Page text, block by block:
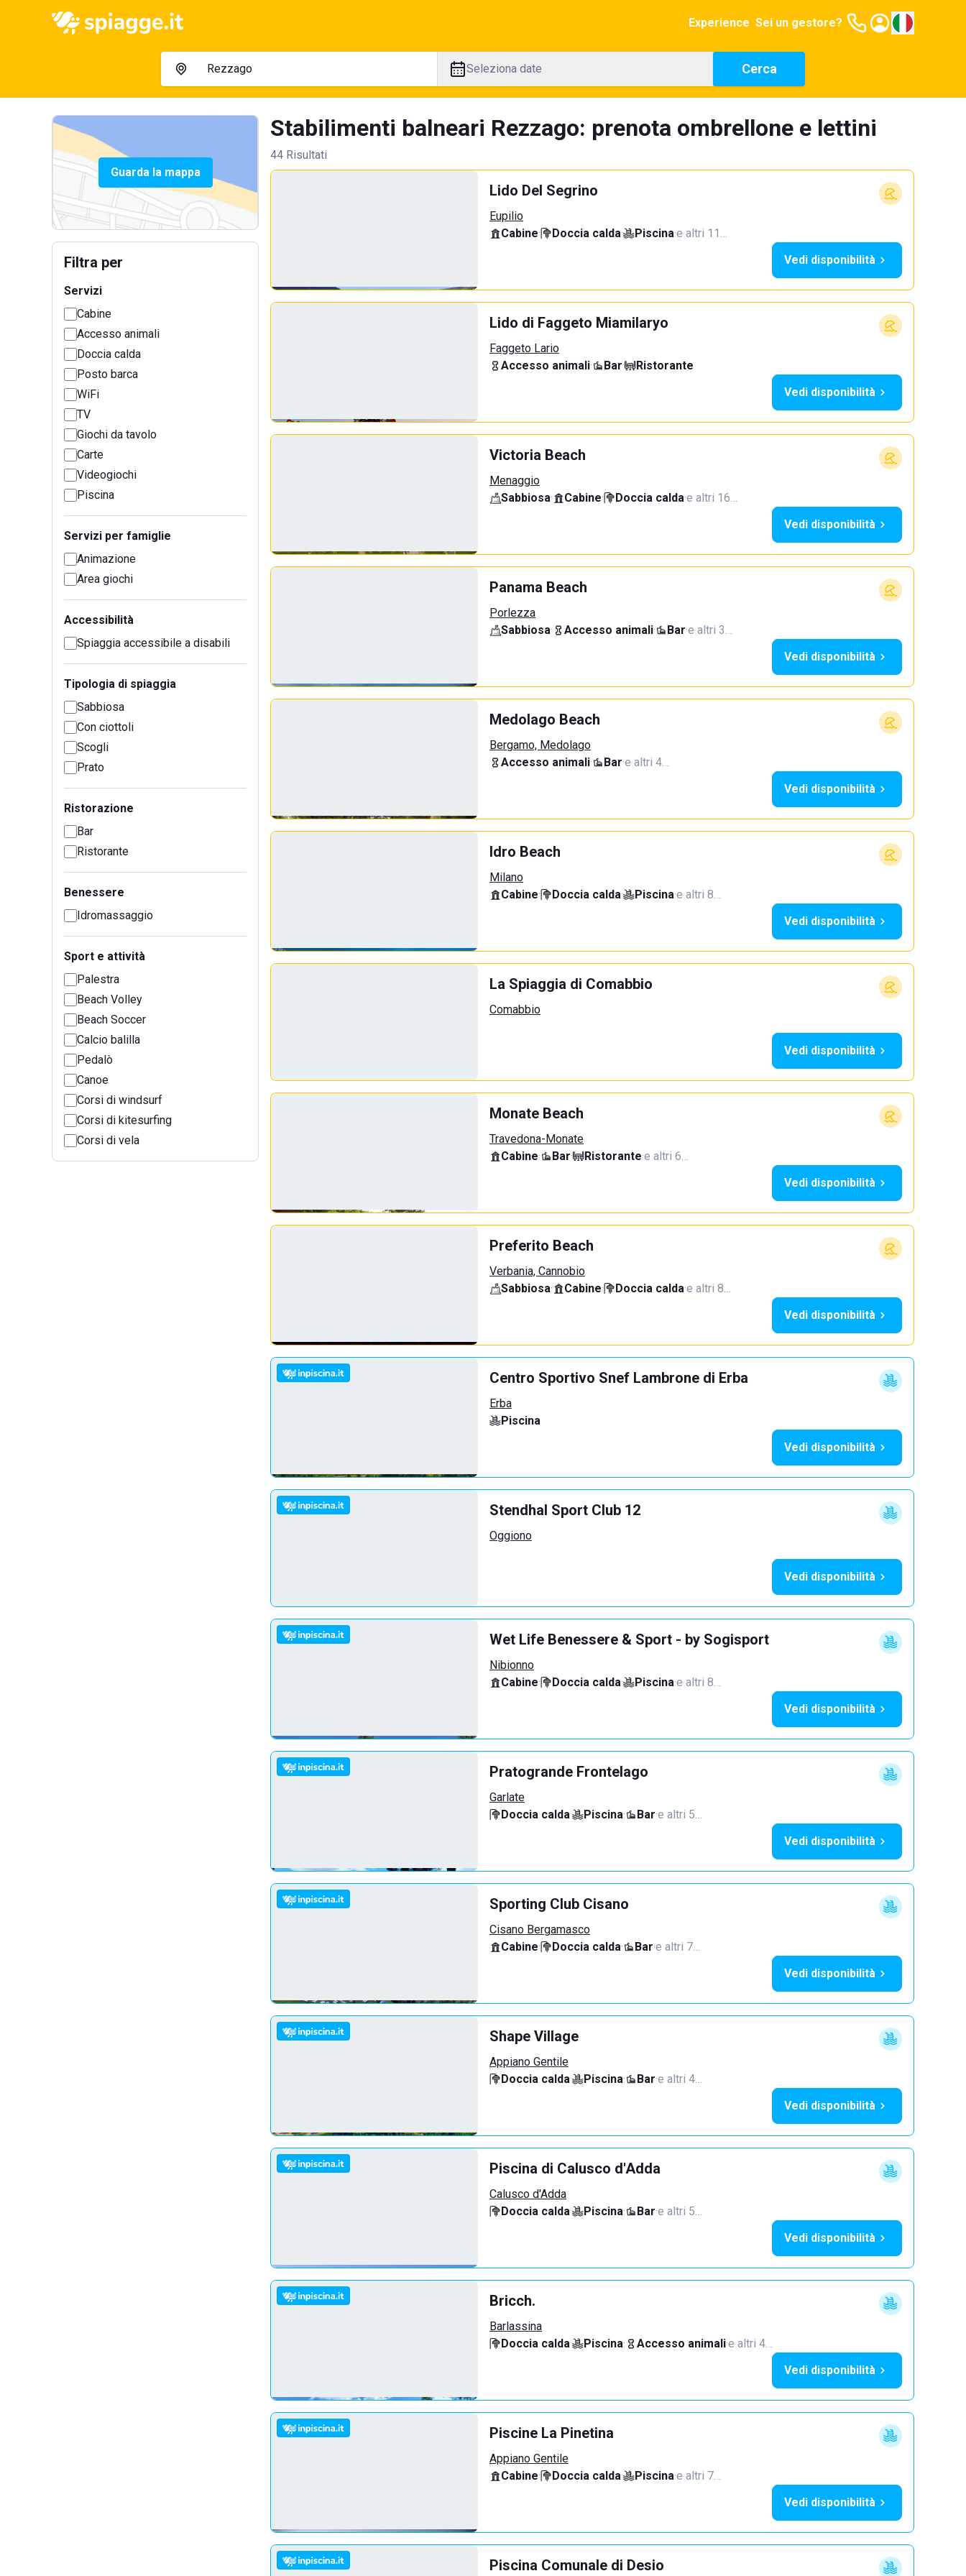
Experience Sei un gestore?
Seleziona date Cerca
Guarda la mappa
Filtra per
Servizi
Cabine
Accesso animali
Doccia calda
Posto barca
WiFi
TV
Giochi da tavolo
Carte
Videogiochi
Piscina
Servizi per famiglie
Animazione
Area giochi
Accessibilità
Spiaggia accessibile a disabili
Tipologia di spiaggia
Sabbiosa
Con ciottoli
Scogli
Prato
Ristorazione
Bar
Ristorante
Benessere
Idromassaggio
Sport e attività
Palestra
Beach Volley
Beach Soccer
Calcio balilla
Pedalò
Canoe
Corsi di windsurf
Corsi di kitesurfing
Corsi di vela
Stabilimenti balneari Rezzago: prenota ombrellone e lettini
44 Risultati
Lido Del Segrino
Eupilio
Cabine· Doccia calda· Piscina·e altri 11…
Vedi disponibilità
Lido di Faggeto Miamilaryo
Faggeto Lario
Accesso animali· Bar·
Ristorante
Vedi disponibilità
Victoria Beach
Menaggio
Sabbiosa· Cabine· Doccia calda·e altri 16…
Vedi disponibilità
Panama Beach
Porlezza
Sabbiosa· Accesso animali· Bar·e altri 3…
Vedi disponibilità
Medolago Beach
Bergamo, Medolago
Accesso animali· Bar·e altri 4…
Vedi disponibilità
Idro Beach
Milano
Cabine· Doccia calda· Piscina·e altri 8…
Vedi disponibilità
La Spiaggia di Comabbio
Comabbio
Vedi disponibilità
Monate Beach
Travedona-Monate
Cabine· Bar· Ristorante·e altri 6…
Vedi disponibilità
Preferito Beach
Verbania, Cannobio
Sabbiosa· Cabine· Doccia calda·e altri 8…
Vedi disponibilità
Centro Sportivo Snef Lambrone di Erba
Erba
Piscina
Vedi disponibilità
Stendhal Sport Club 12
Oggiono
Vedi disponibilità
Wet Life Benessere & Sport - by Sogisport
Nibionno
Cabine· Doccia calda· Piscina·e altri 8…
Vedi disponibilità
Pratogrande Frontelago
Garlate
Doccia calda· Piscina· Bar·e altri 5…
Vedi disponibilità
Sporting Club Cisano
Cisano Bergamasco
Cabine· Doccia calda· Bar·e altri 7…
Vedi disponibilità
Shape Village
Appiano Gentile
Doccia calda· Piscina· Bar·e altri 4…
Vedi disponibilità
Piscina di Calusco d'Adda
Calusco d'Adda
Doccia calda· Piscina· Bar·e altri 5…
Vedi disponibilità
Bricch.
Barlassina
Doccia calda· Piscina· Accesso animali·e altri 4…
Vedi disponibilità
Piscine La Pinetina
Appiano Gentile
Cabine· Doccia calda· Piscina·e altri 7…
Vedi disponibilità
Piscina Comunale di Desio